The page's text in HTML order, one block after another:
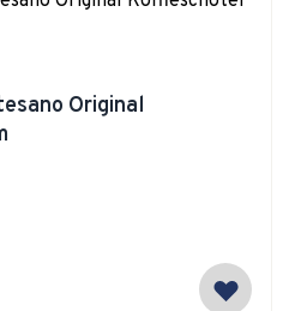
Original